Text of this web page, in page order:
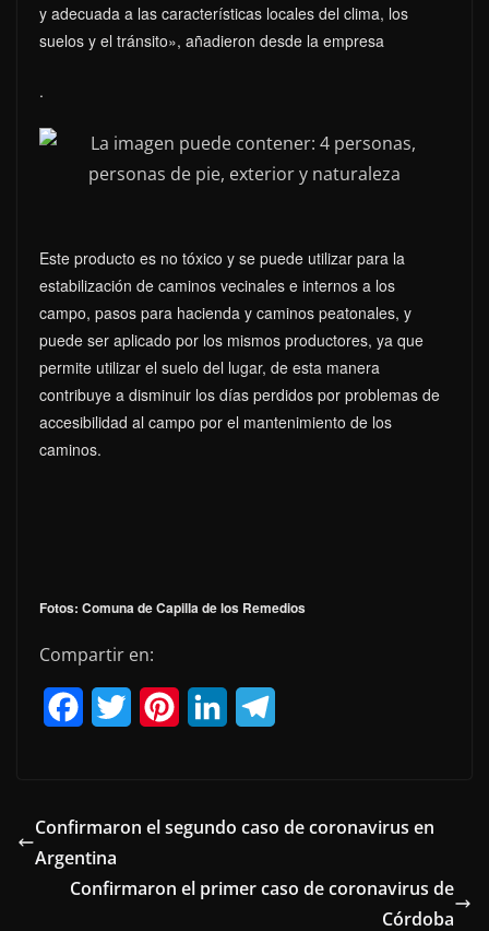
y adecuada a las características locales del clima, los
suelos y el tránsito», añadieron desde la empresa
.
Este producto es no tóxico y se puede utilizar para la
estabilización de caminos vecinales e internos a los
campo, pasos para hacienda y caminos peatonales, y
puede ser aplicado por los mismos productores, ya que
permite utilizar el suelo del lugar, de esta manera
contribuye a disminuir los días perdidos por problemas de
accesibilidad al campo por el mantenimiento de los
caminos.
Fotos: Comuna de Capilla de los Remedios
Compartir en:
e
b
o
t
e
t
r
k
d
e
r
Confirmaron el segundo caso de coronavirus en
Argentina
Confirmaron el primer caso de coronavirus de
Córdoba